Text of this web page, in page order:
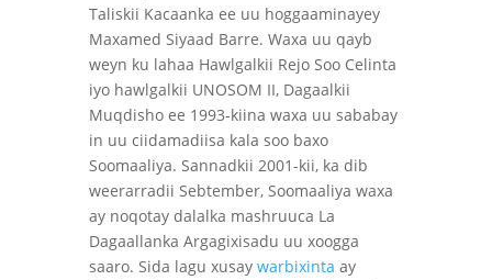
Taliskii Kacaanka ee uu hoggaaminayey
Maxamed Siyaad Barre. Waxa uu qayb
weyn ku lahaa Hawlgalkii Rejo Soo Celinta
iyo hawlgalkii UNOSOM II, Dagaalkii
Muqdisho ee 1993-kiina waxa uu sababay
in uu ciidamadiisa kala soo baxo
Soomaaliya. Sannadkii 2001-kii, ka dib
weerarradii Sebtember, Soomaaliya waxa
ay noqotay dalalka mashruuca La
Dagaallanka Argagixisadu uu xoogga
saaro. Sida lagu xusay warbixinta ay